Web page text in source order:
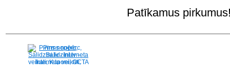
Patīkamus
Pirms nopērc,
Salidzini.lv - Interneta
veikali, Kuponi, OCTA